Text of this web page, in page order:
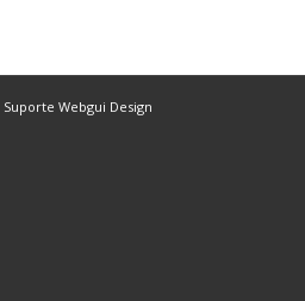
Suporte Webgui Design